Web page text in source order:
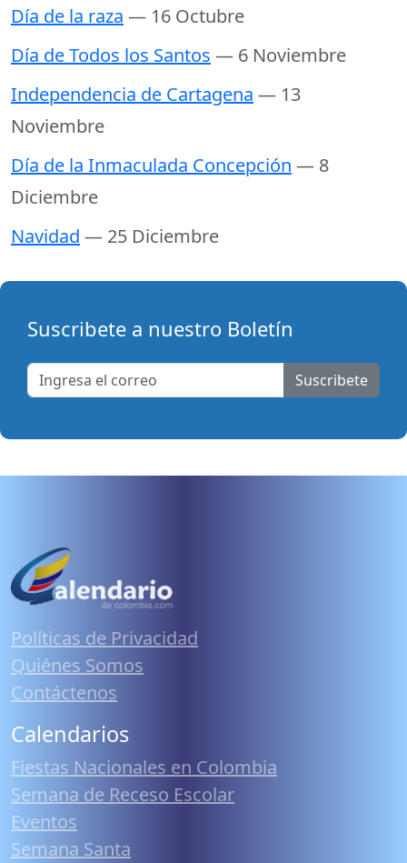
Día de la raza — 16 Octubre
Día de Todos los Santos — 6 Noviembre
Independencia de Cartagena — 13
Noviembre
Día de la Inmaculada Concepción — 8
Diciembre
Navidad — 25 Diciembre
Suscribete a nuestro Boletín
Suscribete
Políticas de Privacidad
Quiénes Somos
Contáctenos
Calendarios
Fiestas Nacionales en Colombia
Semana de Receso Escolar
Eventos
Semana Santa